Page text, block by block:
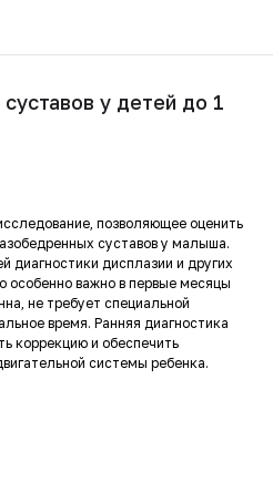
у детей до 1
позволяющее оценить
суставов у малыша.
диагностики дисплазии и других
особенно важно в первые месяцы
не требует специальной
время. Ранняя диагностика
коррекцию и обеспечить
системы ребенка.